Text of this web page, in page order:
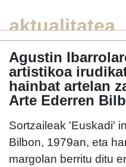
aktualitatea
Agustin
artistikoa
hainbat artelan
Arte Ederren
Sortzaileak 'Euskadi'
Bilbon, 1979an, eta
margolan berritu ditu